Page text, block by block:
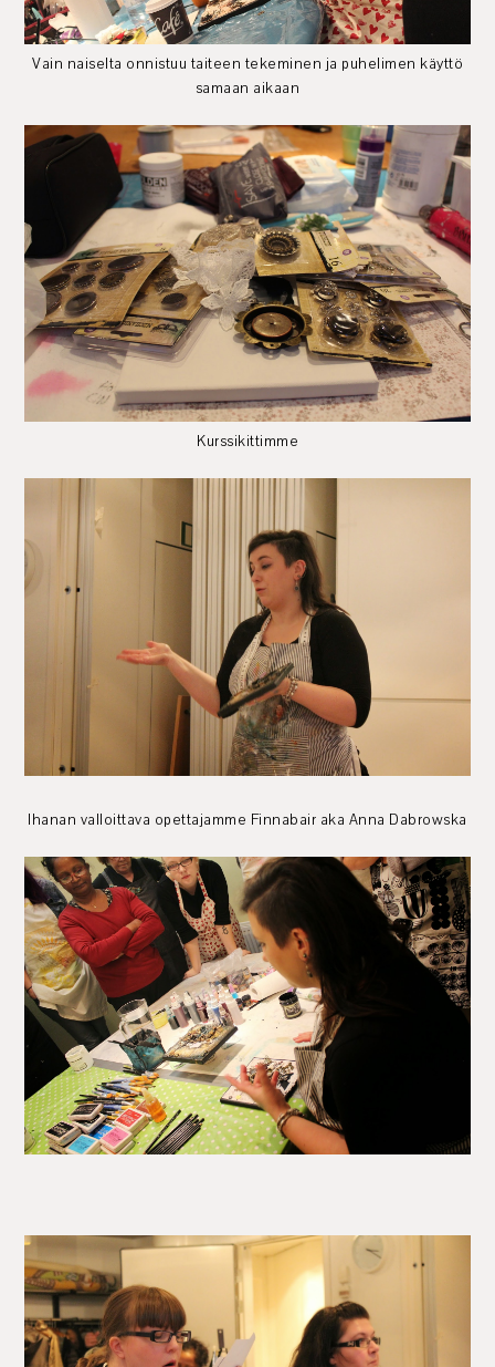
Vain naiselta onnistuu taiteen tekeminen ja puhelimen käyttö
samaan aikaan
Kurssikittimme
Ihanan valloittava opettajamme Finnabair aka Anna Dabrowska